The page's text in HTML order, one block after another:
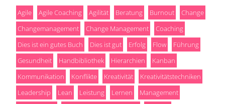
Agile Agile Coaching Agilität Beratung Burnout
Change
Changemanagement
Change Management
Coaching
Dies ist ein gutes Buch
Dies ist gut Erfolg Flow
Führung
Gesundheit
Handbibliothek Hierarchien
Kanban
Kommunikation
Konflikte Kreativität
Kreativitätstechniken
Leadership
Lean Leistung Lernen
Management